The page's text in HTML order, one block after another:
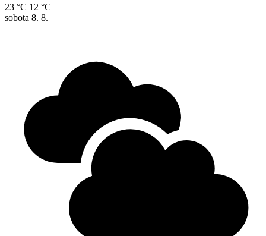
23 °C 12 °C
sobota 8. 8.